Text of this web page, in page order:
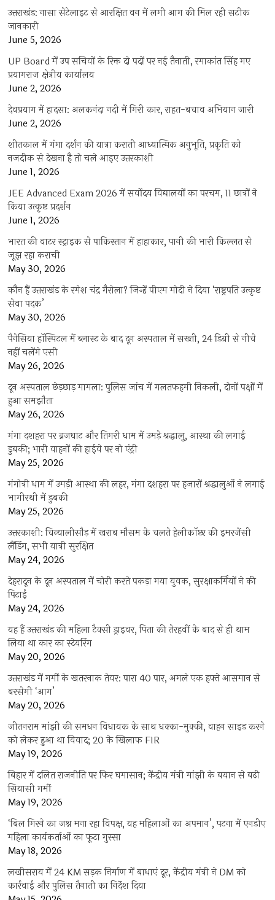
उत्तराखंड: नासा सेटेलाइट से आरक्षित वन में लगी आग की मिल रही सटीक
जानकारी
June 5, 2026
UP Board में उप सचिवों के रिक्त दो पदों पर नई तैनाती, रमाकांत सिंह गए
प्रयागराज क्षेत्रीय कार्यालय
June 2, 2026
देवप्रयाग में हादसा: अलकनंदा नदी में गिरी कार, राहत-बचाव अभियान जारी
June 2, 2026
शीतकाल में गंगा दर्शन की यात्रा कराती आध्यात्मिक अनुभूति, प्रकृति को
नजदीक से देखना है तो चले आइए उत्तरकाशी
June 1, 2026
JEE Advanced Exam 2026 में सर्वोदय विद्यालयों का परचम, 11 छात्रों ने
किया उत्कृष्ट प्रदर्शन
June 1, 2026
भारत की वाटर स्ट्राइक से पाकिस्तान में हाहाकार, पानी की भारी किल्लत से
जूझ रहा कराची
May 30, 2026
कौन हैं उत्तराखंड के रमेश चंद्र गैरोला? जिन्हें पीएम मोदी ने दिया ‘राष्ट्रपति उत्कृष्ट
सेवा पदक’
May 30, 2026
पैनेसिया हॉस्पिटल में ब्लास्ट के बाद दून अस्पताल में सख्ती, 24 डिग्री से नीचे
नहीं चलेंगे एसी
May 26, 2026
दून अस्पताल छेड़छाड़ मामला: पुलिस जांच में गलतफहमी निकली, दोनों पक्षों में
हुआ समझौता
May 26, 2026
गंगा दशहरा पर ब्रजघाट और तिगरी धाम में उमड़े श्रद्धालु, आस्था की लगाई
डुबकी; भारी वाहनों की हाईवे पर नो एंट्री
May 25, 2026
गंगोत्री धाम में उमड़ी आस्था की लहर, गंगा दशहरा पर हजारों श्रद्धालुओं ने लगाई
भागीरथी में डुबकी
May 25, 2026
उत्तरकाशी: चिन्यालीसौड़ में खराब मौसम के चलते हेलीकॉप्टर की इमरजेंसी
लैंडिंग, सभी यात्री सुरक्षित
May 24, 2026
देहरादून के दून अस्पताल में चोरी करते पकड़ा गया युवक, सुरक्षाकर्मियों ने की
पिटाई
May 24, 2026
यह हैं उत्तराखंड की महिला टैक्सी ड्राइवर, पिता की तेरहवीं के बाद से ही थाम
लिया था कार का स्टेयरिंग
May 20, 2026
उत्तराखंड में गर्मी के खतरनाक तेवर: पारा 40 पार, अगले एक हफ्ते आसमान से
बरसेगी ‘आग’
May 20, 2026
जीतनराम मांझी की समधन विधायक के साथ धक्का-मुक्की, वाहन साइड करने
को लेकर हुआ था विवाद; 20 के खिलाफ FIR
May 19, 2026
बिहार में दलित राजनीति पर फिर घमासान; केंद्रीय मंत्री मांझी के बयान से बढ़ी
सियासी गर्मी
May 19, 2026
‘बिल गिरने का जश्न मना रहा विपक्ष, यह महिलाओं का अपमान’, पटना में एनडीए
महिला कार्यकर्ताओं का फूटा गुस्सा
May 18, 2026
लखीसराय में 24 KM सड़क निर्माण में बाधाएं दूर, केंद्रीय मंत्री ने DM को
कार्रवाई और पुलिस तैनाती का निर्देश दिया